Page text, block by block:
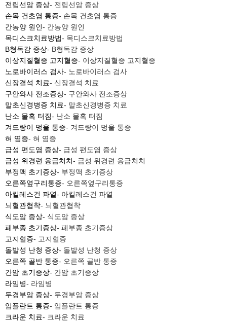
전립선암 증상- 전립선암 증상
손목 건초염 통증- 손목 건초염 통증
간농양 원인- 간농양 원인
목디스크치료방법- 목디스크치료방법
B형독감 증상- B형독감 증상
이상지질혈증 고지혈증- 이상지질혈증 고지혈증
노로바이러스 검사- 노로바이러스 검사
신장결석 치료- 신장결석 치료
구안와사 전조증상- 구안와사 전조증상
말초신경병증 치료- 말초신경병증 치료
난소 물혹 터짐- 난소 물혹 터짐
겨드랑이 멍울 통증- 겨드랑이 멍울 통증
혀 염증- 혀 염증
급성 편도염 증상- 급성 편도염 증상
급성 위경련 응급처치- 급성 위경련 응급처치
부정맥 초기증상- 부정맥 초기증상
오른쪽옆구리통증- 오른쪽옆구리통증
아킬레스건 파열- 아킬레스건 파열
뇌혈관협착- 뇌혈관협착
식도암 증상- 식도암 증상
폐부종 초기증상- 폐부종 초기증상
고지혈증- 고지혈증
돌발성 난청 증상- 돌발성 난청 증상
오른쪽 골반 통증- 오른쪽 골반 통증
간암 초기증상- 간암 초기증상
라임병- 라임병
두경부암 증상- 두경부암 증상
임플란트 통증- 임플란트 통증
크라운 치료- 크라운 치료